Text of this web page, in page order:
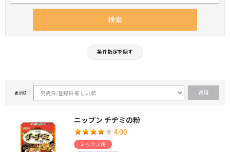
条件指定を隠す
表示順
ニップン チヂミの粉
4.00
ミックス粉